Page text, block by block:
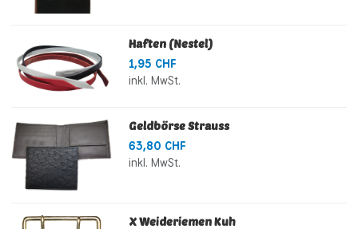
Haften (Nestel)
1,95 CHF
inkl. MwSt.
Geldbörse Strauss
63,80 CHF
inkl. MwSt.
X Weideriemen Kuh